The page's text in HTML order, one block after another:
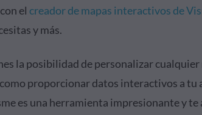
el creador de mapas interactivos de
y más.
la posibilidad de personalizar
proporcionar datos interactivos a tu
es una herramienta impresionante y te